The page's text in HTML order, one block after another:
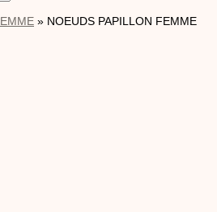
» NOEUDS PAPILLON FEMME